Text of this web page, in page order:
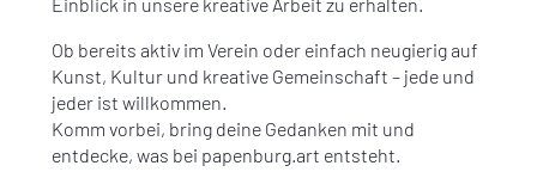
Ob bereits aktiv im Verein oder einfach neugierig auf
Kunst, Kultur und kreative Gemeinschaft – jede und
jeder ist willkommen.
Komm vorbei, bring deine Gedanken mit und
entdecke, was bei papenburg.art entsteht.